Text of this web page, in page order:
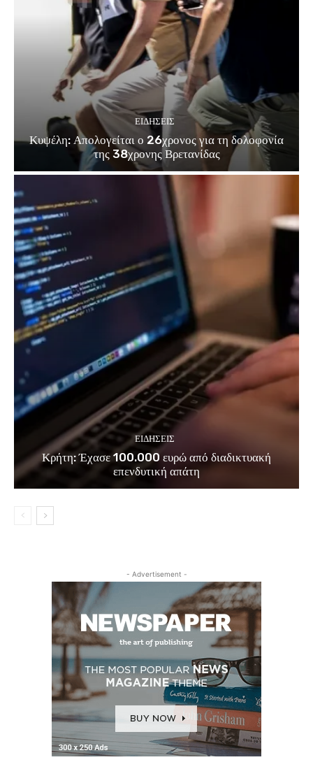
ΕΙΔΗΣΕΙΣ
Κυψέλη: Απολογείται ο 26χρονος για τη δολοφονία
της 38χρονης Βρετανίδας
ΕΙΔΗΣΕΙΣ
Κρήτη: Έχασε 100.000 ευρώ από διαδικτυακή
επενδυτική απάτη
- Advertisement -